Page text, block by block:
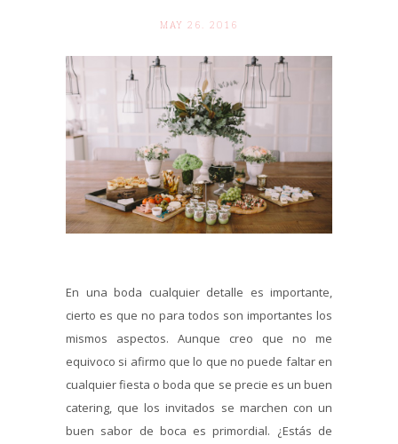
MAY 26. 2016
En una boda cualquier detalle es importante,
cierto es que no para todos son importantes los
mismos aspectos. Aunque creo que no me
equivoco si afirmo que lo que no puede faltar en
cualquier fiesta o boda que se precie es un buen
catering, que los invitados se marchen con un
buen sabor de boca es primordial. ¿Estás de